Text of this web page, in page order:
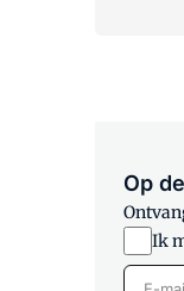
Op
Ik
E-mail